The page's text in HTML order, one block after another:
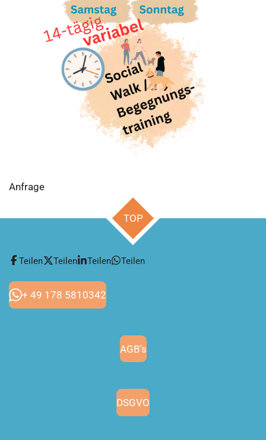
Anfrage
TOP
Teilen Teilen Teilen Teilen
+ 49 178 5810342
AGB's
DSGVO